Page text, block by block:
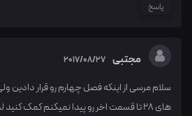
پاسخ
مجتبی 2017/08/27
سلام مرسی از اینکه فصل چهارم رو قرار
های 28 تا قسمت اخر رو پیدا نمیکنم کمک کنید لطفا !!